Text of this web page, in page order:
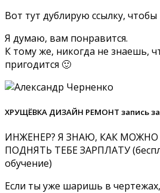
Вот тут дублирую ссылку, чтобы
Я думаю, вам понравится.
К тому же, никогда не знаешь,
пригодится 🙂
ХРУЩЁВКА ДИЗАЙН РЕМОНТ запись
ИНЖЕНЕР? Я ЗНАЮ, КАК
ПОДНЯТЬ ТЕБЕ ЗАРПЛАТУ
обучение)
Если ты уже шаришь в